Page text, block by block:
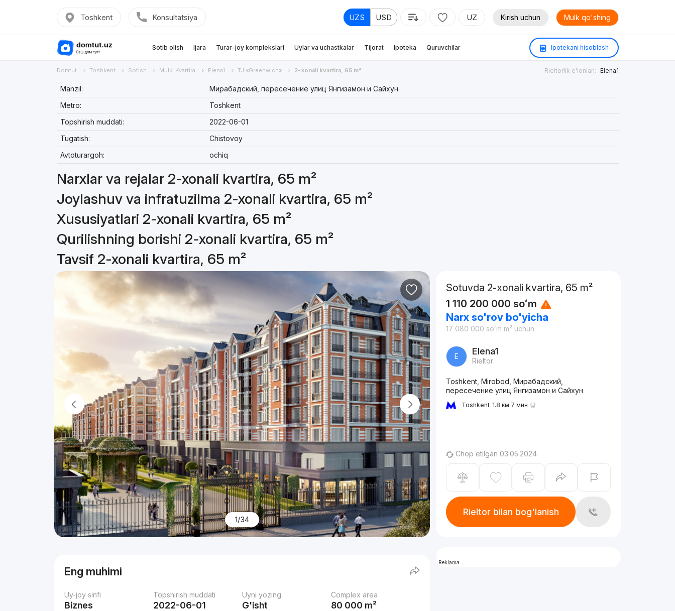
Toshkent Konsultatsiya UZS USD UZ Kirish uchun Mulk qo'shing
Sotib olish Ijara Turar-joy komplekslari Uylar va uchastkalar Tijorat Ipoteka Quruvchilar Ipotekani hisoblash
Domtut Toshkent Sotish Mulk, Kvartira Elena1 TJ «Greenwich» 2-xonali kvartira, 65 m² Rieltorlik e'lonlari: Elena1
Manzil:
Мирабадский, пересечение улиц Янгизамон и Сайхун
Metro:
Toshkent
Topshirish muddati:
2022-06-01
Tugatish:
Chistovoy
Avtoturargoh:
ochiq
Narxlar va rejalar 2-xonali kvartira, 65 m²
Joylashuv va infratuzilma 2-xonali kvartira, 65 m²
Xususiyatlari 2-xonali kvartira, 65 m²
Qurilishning borishi 2-xonali kvartira, 65 m²
Tavsif 2-xonali kvartira, 65 m²
1/34
Eng muhimi
Uy-joy sinfi
Biznes
Topshirish muddati
2022-06-01
Uyni yozing
G'isht
Complex area
80 000 m²
Sotuvda 2-xonali kvartira, 65 m²
1 110 200 000 soʻm
Narx so'rov bo'yicha
17 080 000 soʻm m² uchun
E Elena1
Rieltor
Toshkent, Mirobod, Мирабадский,
пересечение улиц Янгизамон и Сайхун
Toshkent 1.8 км 7 мин
Chop etilgan 03.05.2024
Rieltor bilan bog'lanish
Reklama